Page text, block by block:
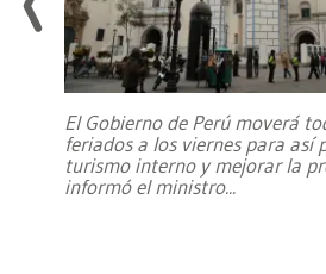
El Gobierno de Perú moverá
feriados a los viernes para así
turismo interno y mejorar la
informó el ministro...